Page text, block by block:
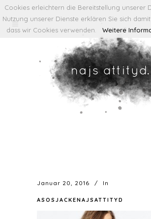
Januar 20, 2016 In
ASOSJACKENAJSATTITYD
Cookies erleichtern die Bereitstellung unserer
Nutzung unserer Dienste erklären Sie sich
dass wir Cookies verwenden.
Weitere